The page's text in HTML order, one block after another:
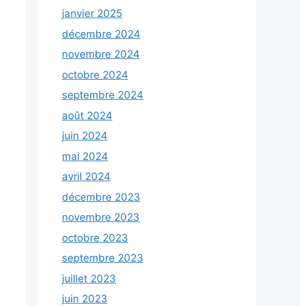
janvier 2025
décembre 2024
novembre 2024
octobre 2024
septembre 2024
août 2024
juin 2024
mai 2024
avril 2024
décembre 2023
novembre 2023
octobre 2023
septembre 2023
juillet 2023
juin 2023